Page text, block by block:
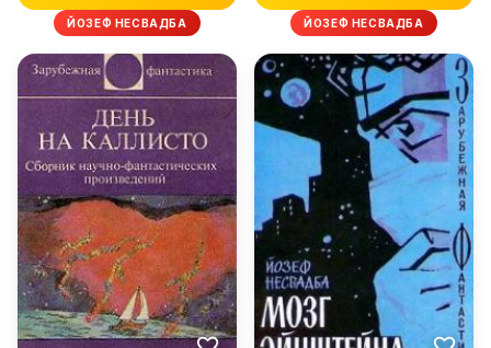
ЙОЗЕФ НЕСВАДБА ЙОЗЕФ НЕСВАДБА